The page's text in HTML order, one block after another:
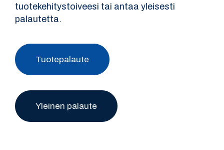
tuotekehitystoiveesi tai antaa yleisesti
palautetta.
Tuotepalaute
Yleinen palaute